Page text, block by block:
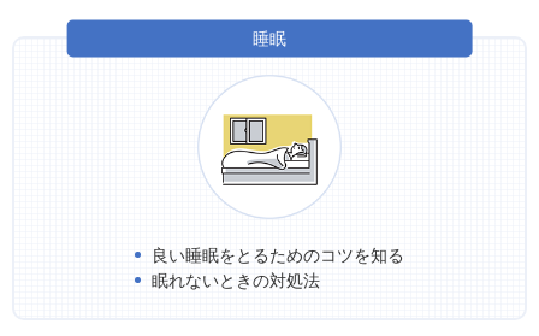
睡眠
良い睡眠をとるためのコツを知る
眠れないときの対処法